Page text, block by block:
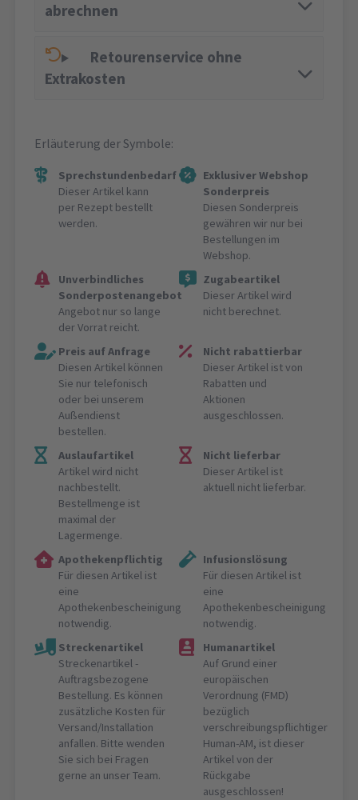
abrechnen
Retourenservice ohne
Extrakosten
Erläuterung der Symbole:
Sprechstundenbedarf
Dieser Artikel kann
per Rezept bestellt
werden.
Exklusiver Webshop
Sonderpreis
Diesen Sonderpreis
gewähren wir nur bei
Bestellungen im
Webshop.
Unverbindliches
Sonderpostenangebot
Angebot nur so lange
der Vorrat reicht.
Zugabeartikel
Dieser Artikel wird
nicht berechnet.
Preis auf Anfrage
Diesen Artikel können
Sie nur telefonisch
oder bei unserem
Außendienst
bestellen.
Nicht rabattierbar
Dieser Artikel ist von
Rabatten und
Aktionen
ausgeschlossen.
Auslaufartikel
Artikel wird nicht
nachbestellt.
Bestellmenge ist
maximal der
Lagermenge.
Nicht lieferbar
Dieser Artikel ist
aktuell nicht lieferbar.
Apothekenpflichtig
Für diesen Artikel ist
eine
Apothekenbescheinigung
notwendig.
Infusionslösung
Für diesen Artikel ist
eine
Apothekenbescheinigung
notwendig.
Streckenartikel
Streckenartikel -
Auftragsbezogene
Bestellung. Es können
zusätzliche Kosten für
Versand/Installation
anfallen. Bitte wenden
Sie sich bei Fragen
gerne an unser Team.
Humanartikel
Auf Grund einer
europäischen
Verordnung (FMD)
bezüglich
verschreibungspflichtiger
Human-AM, ist dieser
Artikel von der
Rückgabe
ausgeschlossen!